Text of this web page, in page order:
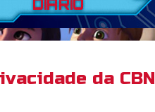
da CBN